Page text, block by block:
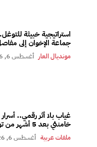
استراتيجية خبيثة
جماعة الإخوان إلى
مونديال العار أغسطس 6, 2026
غياب بلا أثر رقمي..
خامنئي بعد 5 أشهر من تولي خلافة إيران
ملفات عربية أغسطس 6, 2026